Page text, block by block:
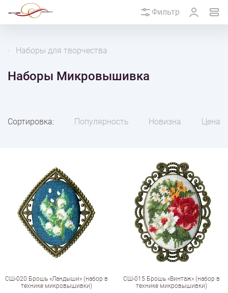
Фильтр
Наборы для творчества
Наборы Микровышивка
Сортировка: Популярность Новизна Цена
СШ-020 Брошь «Ландыши» (набор в
технике микровышивки)
СШ-015 Брошь «Винтаж» (набор в
технике микровышивки)